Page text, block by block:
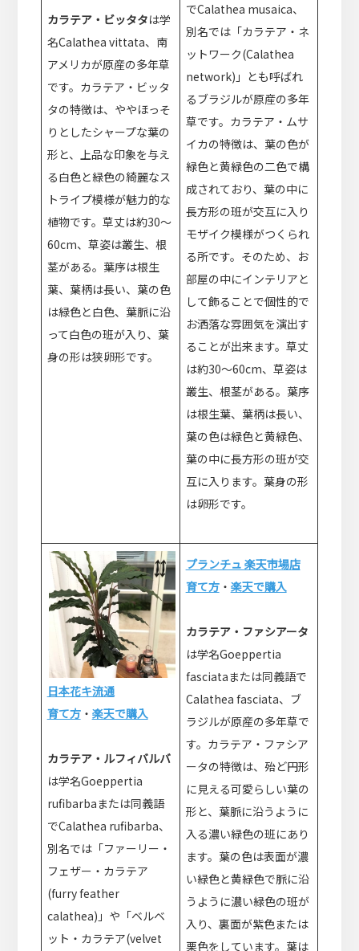
カラテア・ビッタタは学
名Calathea vittata、南
アメリカが原産の多年草
です。カラテア・ビッタ
タの特徴は、ややほっそ
りとしたシャープな葉の
形と、上品な印象を与え
る白色と緑色の綺麗なス
トライプ模様が魅力的な
植物です。草丈は約30～
60cm、草姿は叢生、根
茎がある。葉序は根生
葉、葉柄は長い、葉の色
は緑色と白色、葉脈に沿
って白色の班が入り、葉
身の形は狭卵形です。
でCalathea musaica、
別名では「カラテア・ネ
ットワーク(Calathea
network)」とも呼ばれ
るブラジルが原産の多年
草です。カラテア・ムサ
イカの特徴は、葉の色が
緑色と黄緑色の二色で構
成されており、葉の中に
長方形の班が交互に入り
モザイク模様がつくられ
る所です。そのため、お
部屋の中にインテリアと
して飾ることで個性的で
お洒落な雰囲気を演出す
ることが出来ます。草丈
は約30～60cm、草姿は
叢生、根茎がある。葉序
は根生葉、葉柄は長い、
葉の色は緑色と黄緑色、
葉の中に長方形の班が交
互に入ります。葉身の形
は卵形です。
日本花キ流通
育て方・ 楽天で購入
カラテア・ルフィバルバ
は学名Goeppertia
rufibarbaまたは同義語
でCalathea rufibarba、
別名では「ファーリー・
フェザー・カラテア
(furry feather
calathea)」や「ベルベ
ット・カラテア(velvet
プランチュ 楽天市場店
育て方・ 楽天で購入
カラテア・ファシアータ
は学名Goeppertia
fasciataまたは同義語で
Calathea fasciata、ブ
ラジルが原産の多年草で
す。カラテア・ファシア
ータの特徴は、殆ど円形
に見える可愛らしい葉の
形と、葉脈に沿うように
入る濃い緑色の班にあり
ます。葉の色は表面が濃
い緑色と黄緑色で脈に沿
うように濃い緑色の班が
入り、裏面が紫色または
栗色をしています。葉は